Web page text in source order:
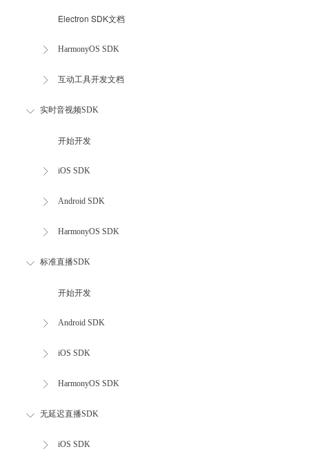
Electron SDK文档
HarmonyOS SDK
互动工具开发文档
实时音视频SDK
开始开发
iOS SDK
Android SDK
HarmonyOS SDK
标准直播SDK
开始开发
Android SDK
iOS SDK
HarmonyOS SDK
无延迟直播SDK
iOS SDK